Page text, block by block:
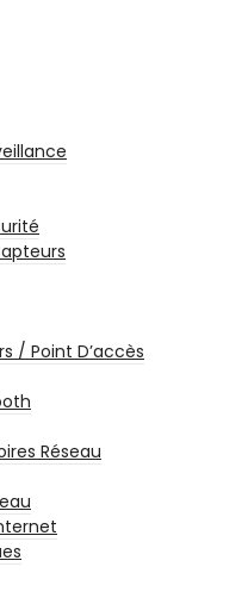
/ Point D’accès
Réseau